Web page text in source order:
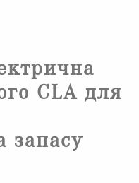
CLA для
запасу